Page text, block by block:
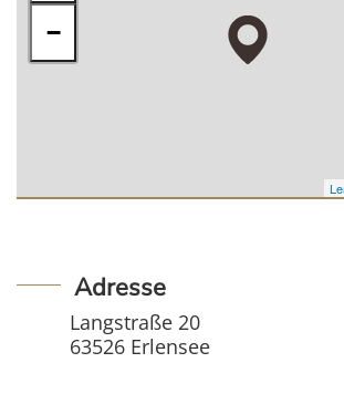
−
Adresse
Langstraße 20
63526 Erlensee